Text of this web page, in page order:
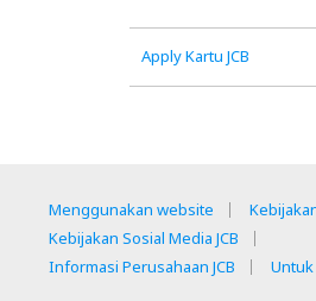
Apply Kartu JCB
Menggunakan website
Kebijakan Sosial Media JCB
Informasi Perusahaan JCB